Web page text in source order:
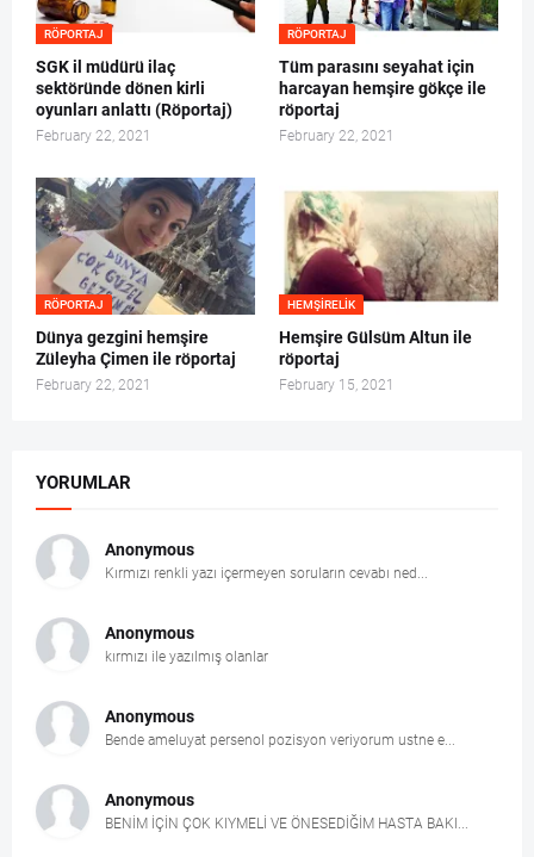
RÖPORTAJ
SGK il müdürü ilaç
sektöründe dönen kirli
oyunları anlattı (Röportaj)
February 22, 2021
RÖPORTAJ
Tüm parasını seyahat için
harcayan hemşire gökçe ile
röportaj
February 22, 2021
RÖPORTAJ
Dünya gezgini hemşire
Züleyha Çimen ile röportaj
February 22, 2021
HEMŞIRELIK
Hemşire Gülsüm Altun ile
röportaj
February 15, 2021
YORUMLAR
Anonymous
Kırmızı renkli yazı içermeyen soruların cevabı ned...
Anonymous
kırmızı ile yazılmış olanlar
Anonymous
Bende ameluyat persenol pozisyon veriyorum ustne e...
Anonymous
BENİM İÇİN ÇOK KIYMELİ VE ÖNESEDİĞİM HASTA BAKI...